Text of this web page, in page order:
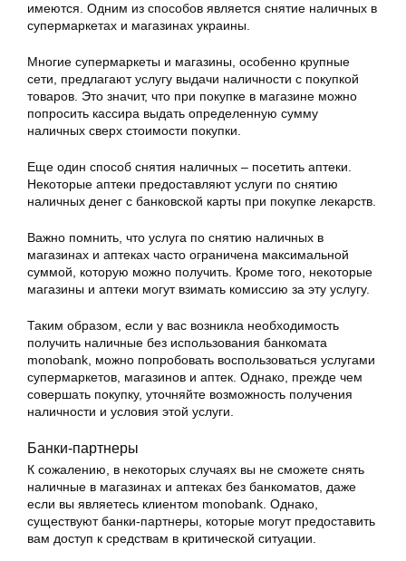
имеются. Одним из способов является снятие наличных в
супермаркетах и магазинах украины.
Многие супермаркеты и магазины, особенно крупные
сети, предлагают услугу выдачи наличности с покупкой
товаров. Это значит, что при покупке в магазине можно
попросить кассира выдать определенную сумму
наличных сверх стоимости покупки.
Еще один способ снятия наличных – посетить аптеки.
Некоторые аптеки предоставляют услуги по снятию
наличных денег с банковской карты при покупке лекарств.
Важно помнить, что услуга по снятию наличных в
магазинах и аптеках часто ограничена максимальной
суммой, которую можно получить. Кроме того, некоторые
магазины и аптеки могут взимать комиссию за эту услугу.
Таким образом, если у вас возникла необходимость
получить наличные без использования банкомата
monobank, можно попробовать воспользоваться услугами
супермаркетов, магазинов и аптек. Однако, прежде чем
совершать покупку, уточняйте возможность получения
наличности и условия этой услуги.
Банки-партнеры
К сожалению, в некоторых случаях вы не сможете снять
наличные в магазинах и аптеках без банкоматов, даже
если вы являетесь клиентом monobank. Однако,
существуют банки-партнеры, которые могут предоставить
вам доступ к средствам в критической ситуации.